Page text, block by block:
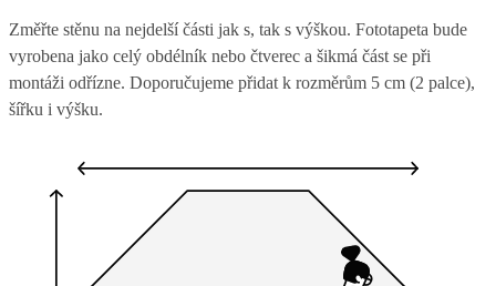
Změřte stěnu na nejdelší části jak s, tak s výškou. Fototapeta bude
vyrobena jako celý obdélník nebo čtverec a šikmá část se při
montáži odřízne. Doporučujeme přidat k rozměrům 5 cm (2 palce),
šířku i výšku.